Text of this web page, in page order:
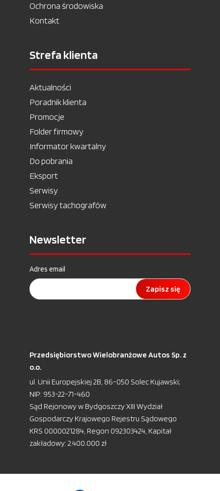
Ochrona środowiska
Kontakt
Strefa klienta
Aktualności
Poradnik klienta
Promocje
Folder firmowy
Informator kwartalny
Do pobrania
Eksport
Serwisy
Serwisy tachografów
Newsletter
Adres email
Zapisz się
Przedsiębiorstwo Wielobranżowe Autos Sp. z
o.o.
ul. Unii Europejskiej 2B, 86-050 Solec Kujawski;
NIP: 953-22-71-460
Sąd Rejonowy w Bydgoszczy XIII Wydział
Gospodarczy Krajowego Rejestru Sądowego
KRS 0000021284, Regon 092303424, Kapitał
zakładowy: 2.400.000 zł